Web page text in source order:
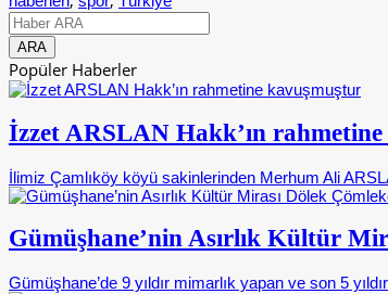
Popüler Haberler
İzzet ARSLAN Hakk’ın
İlimiz Çamlıköy köyü sakinlerinden Merhum Ali
Gümüşhane’nin Asırlık Kültür
Gümüşhane’de 9 yıldır mimarlık yapan ve son 5